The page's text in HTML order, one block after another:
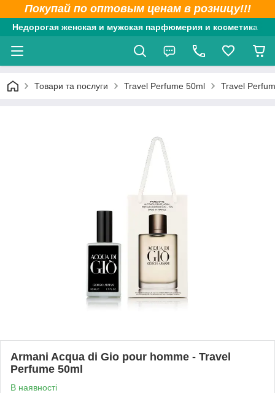
Покупай по оптовым ценам в розницу!!!
Недорогая женская и мужская парфюмерия и косметика
Товари та послуги Travel Perfume 50ml Travel
Armani Acqua di Gio pour homme - Travel
Perfume 50ml
В наявності